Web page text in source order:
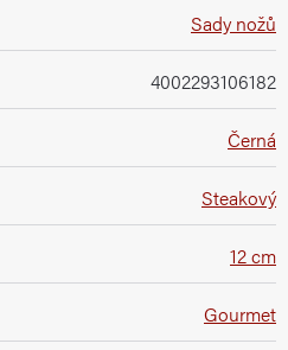
Sady nožů
4002293106182
Černá
Steakový
12 cm
Gourmet